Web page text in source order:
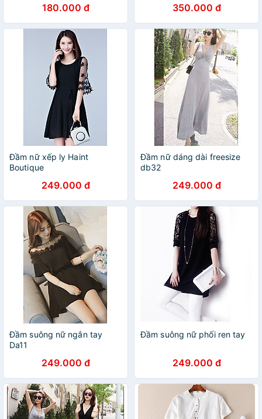
180.000 đ 350.000 đ
Đầm nữ xếp ly Haint
Boutique
249.000 đ
Đầm nữ dáng dài freesize
db32
249.000 đ
Đầm suông nữ ngắn tay
Da11
249.000 đ
Đầm suông nữ phối ren tay
249.000 đ